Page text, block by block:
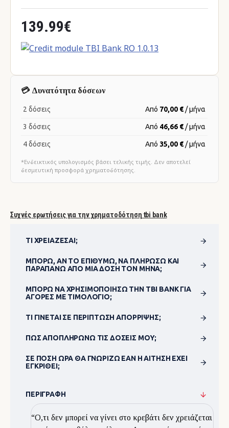
139.99€
Συχνές ερωτήσεις για την χρηματοδότηση tbi bank
ΤΙ ΧΡΕΙΆΖΕΣΑΙ;
ΜΠΟΡΏ, ΑΝ ΤΟ ΕΠΙΘΥΜΏ, ΝΑ ΠΛΗΡΏΣΩ ΚΑΙ
ΠΑΡΑΠΆΝΩ ΑΠΌ ΜΊΑ ΔΌΣΗ ΤΟΝ ΜΉΝΑ;
ΜΠΟΡΏ ΝΑ ΧΡΗΣΙΜΟΠΟΊΗΣΩ ΤΗΝ TBI BANK ΓΙΑ
ΑΓΟΡΈΣ ΜΕ ΤΙΜΟΛΌΓΙΟ;
ΤΙ ΓΊΝΕΤΑΙ ΣΕ ΠΕΡΊΠΤΩΣΗ ΑΠΌΡΡΙΨΗΣ;
ΠΏΣ ΑΠΟΠΛΗΡΏΝΩ ΤΙΣ ΔΌΣΕΙΣ ΜΟΥ;
ΣΕ ΠΌΣΗ ΏΡΑ ΘΑ ΓΝΩΡΊΖΩ ΕΆΝ Η ΑΊΤΗΣΗ ΈΧΕΙ
ΕΓΚΡΙΘΕΊ;
💳 Δυνατότητα δόσεων
2 δόσεις Από 70,00 € / μήνα
3 δόσεις Από 46,66 € / μήνα
4 δόσεις Από 35,00 € / μήνα
*Ενδεικτικός υπολογισμός βάσει τελικής τιμής. Δεν αποτελεί
δεσμευτική προσφορά χρηματοδότησης.
ΠΕΡΙΓΡΑΦΉ
“Ο,τι δεν μπορεί να γίνει στο κρεβάτι δεν χρειάζεται